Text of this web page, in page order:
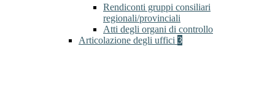
Rendiconti gruppi consiliari
regionali/provinciali
Atti degli organi di controllo
Articolazione degli uffici 3